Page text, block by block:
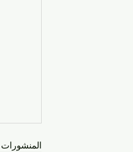
المنشورات